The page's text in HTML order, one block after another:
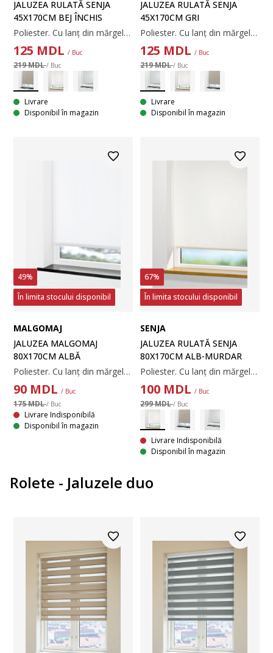
JALUZEA RULATĂ SENJA
45X170CM BEJ ÎNCHIS
Poliester. Cu lanț din mărgele. Lățimea poate fi ajustată. 45x170 cm
125 MDL / Buc
219 MDL/ Buc
Livrare
Disponibil în magazin
JALUZEA RULATĂ SENJA
45X170CM GRI
Poliester. Cu lanț din mărgele. Lățimea poate fi ajustată. 45x170 cm
125 MDL / Buc
219 MDL/ Buc
Livrare
Disponibil în magazin
49%
În limita stocului disponibil
MALGOMAJ
JALUZEA MALGOMAJ
80X170CM ALBĂ
Poliester. Cu lanț din mărgele. Lățimea poate fi ajustată. 80x170 cm
90 MDL / Buc
175 MDL/ Buc
Livrare Indisponibilă
Disponibil în magazin
67%
În limita stocului disponibil
SENJA
JALUZEA RULATĂ SENJA
80X170CM ALB-MURDAR
Poliester. Cu lanț din mărgele. Lățimea poate fi ajustată. 80x170 cm
100 MDL / Buc
299 MDL/ Buc
Livrare Indisponibilă
Disponibil în magazin
Rolete - Jaluzele duo